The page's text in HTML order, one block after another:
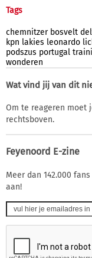
Tags
chemnitzer bosvelt
kpn lakies leonardo
podszus portugal
wonderen
Wat vind jij van dit
Om te reageren moet
rechtsboven.
Feyenoord E-zine
Meer dan 142.000
aan!